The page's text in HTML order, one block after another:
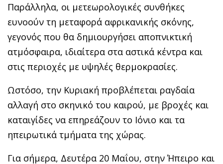
Παράλληλα, οι μετεωρολογικές συνθήκες
ευνοούν τη μεταφορά αφρικανικής σκόνης,
γεγονός που θα δημιουργήσει αποπνικτική
ατμόσφαιρα, ιδιαίτερα στα αστικά κέντρα και
στις περιοχές με υψηλές θερμοκρασίες.
Ωστόσο, την Κυριακή προβλέπεται ραγδαία
αλλαγή στο σκηνικό του καιρού, με βροχές και
καταιγίδες να επηρεάζουν το Ιόνιο και τα
ηπειρωτικά τμήματα της χώρας.
Για σήμερα, Δευτέρα 20 Μαΐου, στην Ήπειρο και